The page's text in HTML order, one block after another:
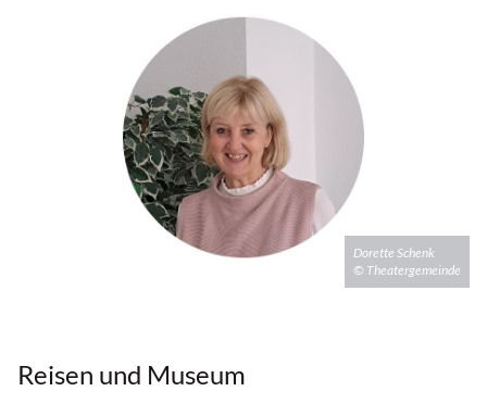
Dorette Schenk
© Theatergemeinde
Reisen und Museum